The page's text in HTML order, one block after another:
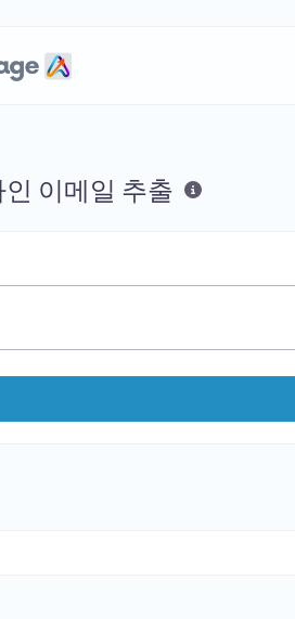
이메일 추출